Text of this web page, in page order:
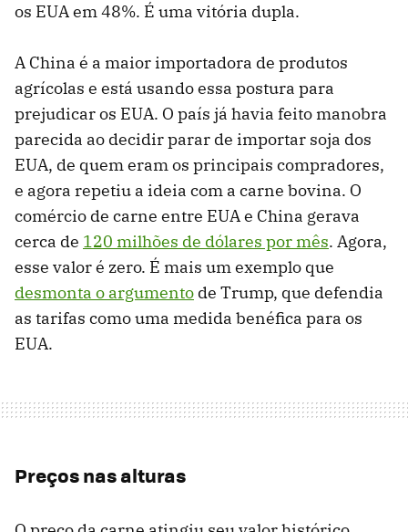
os EUA em 48%. É uma vitória dupla.
A China é a maior importadora de produtos
agrícolas e está usando essa postura para
prejudicar os EUA. O país já havia feito manobra
parecida ao decidir parar de importar soja dos
EUA, de quem eram os principais compradores,
e agora repetiu a ideia com a carne bovina. O
comércio de carne entre EUA e China gerava
cerca de 120 milhões de dólares por mês. Agora,
esse valor é zero. É mais um exemplo que
desmonta o argumento de Trump, que defendia
as tarifas como uma medida benéfica para os
EUA.
Preços nas alturas